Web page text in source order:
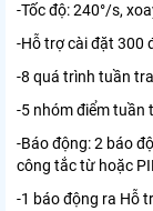
-Tốc độ: 240°/s,
-Hỗ trợ cài đặt 300
-8 quá trình tuần
-5 nhóm điểm tuần
-Báo động: 2 báo
công tắc từ hoặc
-1 báo động ra Hỗ